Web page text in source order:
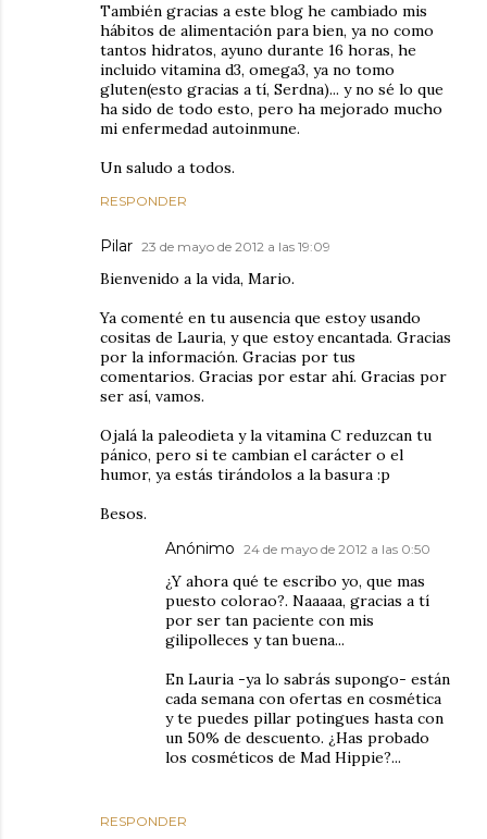
También gracias a este blog he cambiado mis
hábitos de alimentación para bien, ya no como
tantos hidratos, ayuno durante 16 horas, he
incluido vitamina d3, omega3, ya no tomo
gluten(esto gracias a tí, Serdna)... y no sé lo que
ha sido de todo esto, pero ha mejorado mucho
mi enfermedad autoinmune.
Un saludo a todos.
RESPONDER
Pilar 23 de mayo de 2012 a las 19:09
Bienvenido a la vida, Mario.
Ya comenté en tu ausencia que estoy usando
cositas de Lauria, y que estoy encantada. Gracias
por la información. Gracias por tus
comentarios. Gracias por estar ahí. Gracias por
ser así, vamos.
Ojalá la paleodieta y la vitamina C reduzcan tu
pánico, pero si te cambian el carácter o el
humor, ya estás tirándolos a la basura :p
Besos.
RESPONDER
Anónimo 24 de mayo de 2012 a las 0:50
¿Y ahora qué te escribo yo, que mas
puesto colorao?. Naaaaa, gracias a tí
por ser tan paciente con mis
gilipolleces y tan buena...
En Lauria -ya lo sabrás supongo- están
cada semana con ofertas en cosmética
y te puedes pillar potingues hasta con
un 50% de descuento. ¿Has probado
los cosméticos de Mad Hippie?...